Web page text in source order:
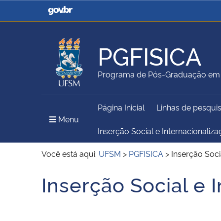
Casa Civil
Ministério da Justiça e
Ministério da Agricultura,
Pecuária e Abastecimento
Ministério da Educação
Ministério do Meio Ambiente Ministério do Turismo
Institucional
PGFISICA
Programa de Pós-Graduação em
Menu
Página Inicial Linhas de
Inserção Social e
Você está aqui: UFSM > PGFISICA > Inserção
Início do conteúdo
Inserção Social e